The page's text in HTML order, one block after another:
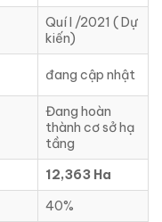
Quí I /2021 ( Dự
kiến)
đang cập nhật
Đang hoàn
thành cơ sở hạ
tầng
12,363 Ha
40%